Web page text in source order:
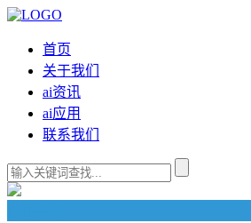
首页
关于我们
ai资讯
ai应用
联系我们